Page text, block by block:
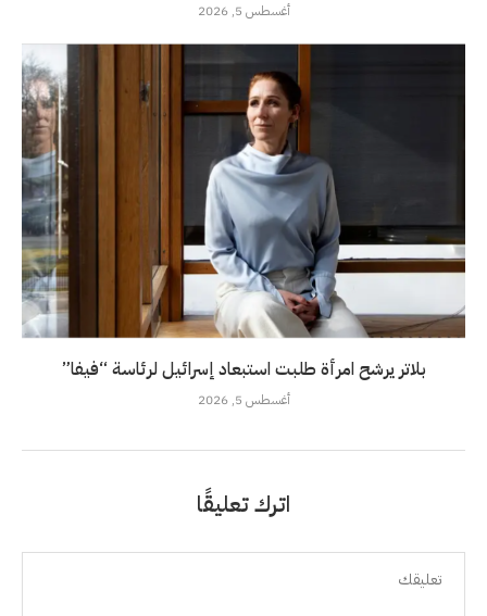
أغسطس 5, 2026
بلاتر يرشح امرأة طلبت استبعاد إسرائيل لرئاسة “فيفا”
أغسطس 5, 2026
اترك تعليقًا